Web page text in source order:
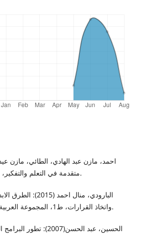
متقدمة في التعلم والتفكير، دار الكتب العلمية، بيروت.
واتخاذ القرارات، ط1، المجموعة العربية للتدريب والنشر، القاهرة.